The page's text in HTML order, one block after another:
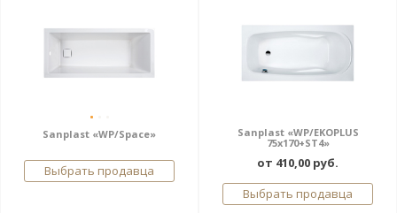
Sanplast «WP/Space»
Выбрать продавца
Sanplast «WP/EKOPLUS
75x170+ST4»
от 410,00 руб.
Выбрать продавца